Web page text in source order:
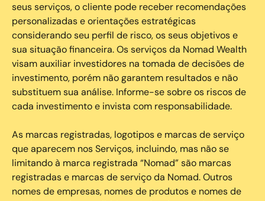
seus serviços, o cliente pode receber recomendações
personalizadas e orientações estratégicas
considerando seu perfil de risco, os seus objetivos e
sua situação financeira. Os serviços da Nomad Wealth
visam auxiliar investidores na tomada de decisões de
investimento, porém não garantem resultados e não
substituem sua análise. Informe-se sobre os riscos de
cada investimento e invista com responsabilidade.
As marcas registradas, logotipos e marcas de serviço
que aparecem nos Serviços, incluindo, mas não se
limitando à marca registrada “Nomad” são marcas
registradas e marcas de serviço da Nomad. Outros
nomes de empresas, nomes de produtos e nomes de